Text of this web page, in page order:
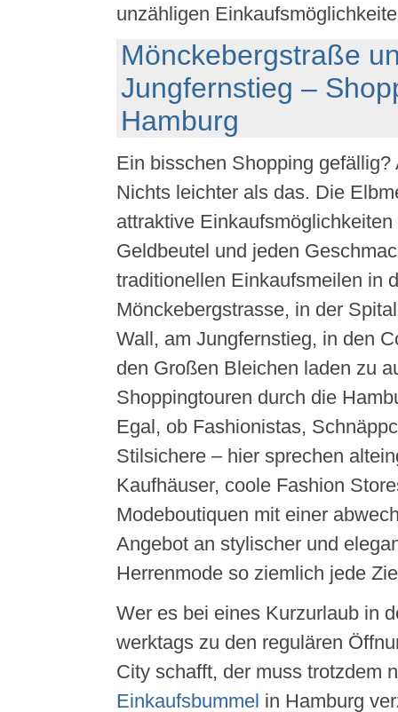
unzähligen
Mönckebergstraße
Jungfernstieg –
Hamburg
Ein bisschen Shopping gefällig?
Nichts leichter als das. Die
attraktive
Geldbeutel und jeden
traditionellen Einkaufsmeilen in
Mönckebergstrasse, in der
Wall, am Jungfernstieg, in den
den Großen Bleichen laden zu
Shoppingtouren durch die
Egal, ob Fashionistas,
Stilsichere – hier sprechen
Kaufhäuser, coole Fashion
Modeboutiquen mit einer
Angebot an stylischer und
Herrenmode so ziemlich jede
Wer es bei eines Kurzurlaub in
werktags zu den regulären
City schafft, der muss trotzdem
Einkaufsbummel in Hamburg